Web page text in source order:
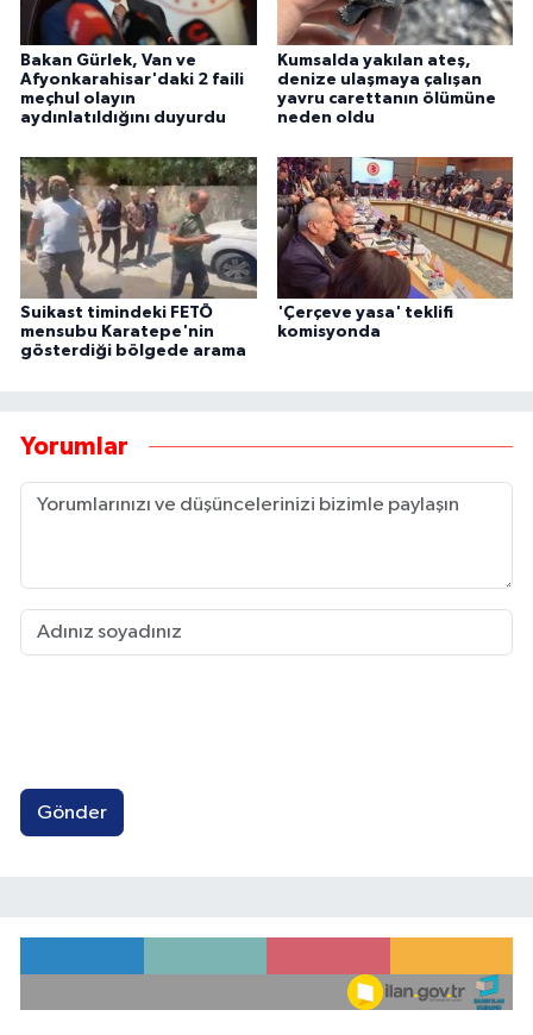
Bakan Gürlek, Van ve
Afyonkarahisar'daki 2 faili
meçhul olayın
aydınlatıldığını duyurdu
Kumsalda yakılan ateş,
denize ulaşmaya çalışan
yavru carettanın ölümüne
neden oldu
Suikast timindeki FETÖ
mensubu Karatepe'nin
gösterdiği bölgede arama
'Çerçeve yasa' teklifi
komisyonda
Yorumlar
Gönder